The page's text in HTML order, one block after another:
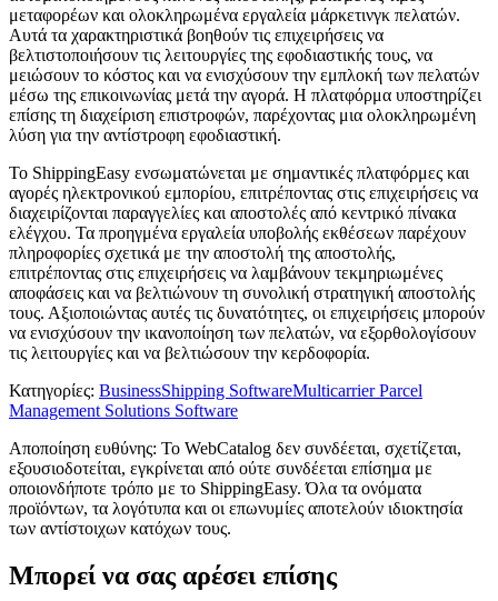
μεταφορέων και ολοκληρωμένα εργαλεία μάρκετινγκ πελατών.
Αυτά τα χαρακτηριστικά βοηθούν τις επιχειρήσεις να
βελτιστοποιήσουν τις λειτουργίες της εφοδιαστικής τους, να
μειώσουν το κόστος και να ενισχύσουν την εμπλοκή των πελατών
μέσω της επικοινωνίας μετά την αγορά. Η πλατφόρμα υποστηρίζει
επίσης τη διαχείριση επιστροφών, παρέχοντας μια ολοκληρωμένη
λύση για την αντίστροφη εφοδιαστική.
Το ShippingEasy ενσωματώνεται με σημαντικές πλατφόρμες και
αγορές ηλεκτρονικού εμπορίου, επιτρέποντας στις επιχειρήσεις να
διαχειρίζονται παραγγελίες και αποστολές από κεντρικό πίνακα
ελέγχου. Τα προηγμένα εργαλεία υποβολής εκθέσεων παρέχουν
πληροφορίες σχετικά με την αποστολή της αποστολής,
επιτρέποντας στις επιχειρήσεις να λαμβάνουν τεκμηριωμένες
αποφάσεις και να βελτιώνουν τη συνολική στρατηγική αποστολής
τους. Αξιοποιώντας αυτές τις δυνατότητες, οι επιχειρήσεις μπορούν
να ενισχύσουν την ικανοποίηση των πελατών, να εξορθολογίσουν
τις λειτουργίες και να βελτιώσουν την κερδοφορία.
Κατηγορίες: BusinessShipping SoftwareMulticarrier Parcel
Management Solutions Software
Αποποίηση ευθύνης: Το WebCatalog δεν συνδέεται, σχετίζεται,
εξουσιοδοτείται, εγκρίνεται από ούτε συνδέεται επίσημα με
οποιονδήποτε τρόπο με το ShippingEasy. Όλα τα ονόματα
προϊόντων, τα λογότυπα και οι επωνυμίες αποτελούν ιδιοκτησία
των αντίστοιχων κατόχων τους.
Μπορεί να σας αρέσει επίσης